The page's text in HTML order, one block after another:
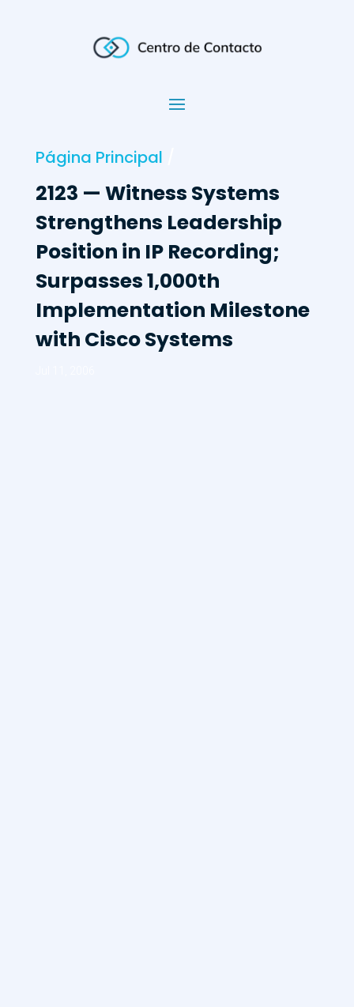
Página Principal
2123 — Witness Systems
Strengthens Leadership
Position in IP Recording;
Surpasses 1,000th
Implementation Milestone
with Cisco Systems